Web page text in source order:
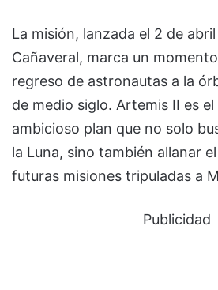
La misión, lanzada el 2 de
Cañaveral, marca un
regreso de astronautas a la
de medio siglo. Artemis II es
ambicioso plan que no solo
la Luna, sino también allanar
futuras misiones tripuladas a
Publicidad